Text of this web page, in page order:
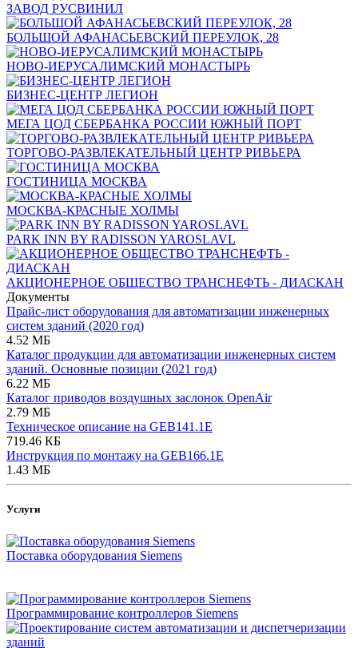
ЗАВОД РУСВИНИЛ
БОЛЬШОЙ АФАНАСЬЕВСКИЙ ПЕРЕУЛОК, 28
НОВО-ИЕРУСАЛИМСКИЙ МОНАСТЫРЬ
БИЗНЕС-ЦЕНТР ЛЕГИОН
МЕГА ЦОД СБЕРБАНКА РОССИИ ЮЖНЫЙ ПОРТ
ТОРГОВО-РАЗВЛЕКАТЕЛЬНЫЙ ЦЕНТР РИВЬЕРА
ГОСТИНИЦА МОСКВА
МОСКВА-КРАСНЫЕ ХОЛМЫ
PARK INN BY RADISSON YAROSLAVL
АКЦИОНЕРНОЕ ОБЩЕСТВО ТРАНСНЕФТЬ - ДИАСКАН
Документы
Прайс-лист оборудования для автоматизации инженерных
систем зданий (2020 год)
4.52 МБ
Каталог продукции для автоматизации инженерных систем
зданий. Основные позиции (2021 год)
6.22 МБ
Каталог приводов воздушных заслонок OpenAir
2.79 МБ
Техническое описание на GEB141.1E
719.46 КБ
Инструкция по монтажу на GEB166.1E
1.43 МБ
Услуги
Поставка оборудования Siemens
Программирование контроллеров Siemens